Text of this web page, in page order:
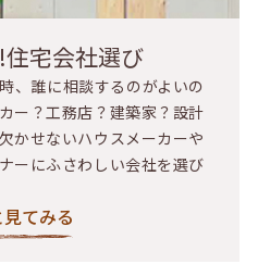
宅会社選び
、誰に相談するのがよいの
ー？工務店？建築家？設計
かせないハウスメーカーや
ーにふさわしい会社を選び
てみる